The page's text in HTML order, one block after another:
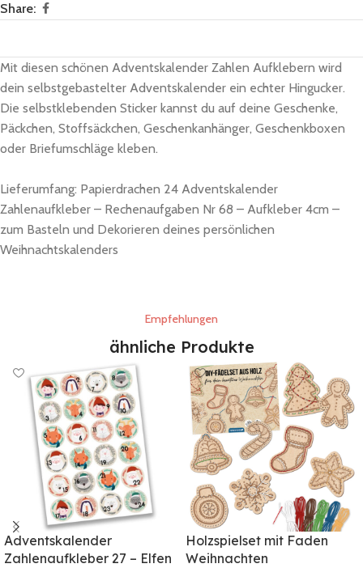
Share:
Mit diesen schönen Adventskalender Zahlen Aufklebern wird
dein selbstgebastelter Adventskalender ein echter Hingucker.
Die selbstklebenden Sticker kannst du auf deine Geschenke,
Päckchen, Stoffsäckchen, Geschenkanhänger, Geschenkboxen
oder Briefumschläge kleben.
Lieferumfang: Papierdrachen 24 Adventskalender
Zahlenaufkleber – Rechenaufgaben Nr 68 – Aufkleber 4cm –
zum Basteln und Dekorieren deines persönlichen
Weihnachtskalenders
Empfehlungen
ähnliche Produkte
Adventskalender
Zahlenaufkleber 27 – Elfen
Holzspielset mit Faden
Weihnachten